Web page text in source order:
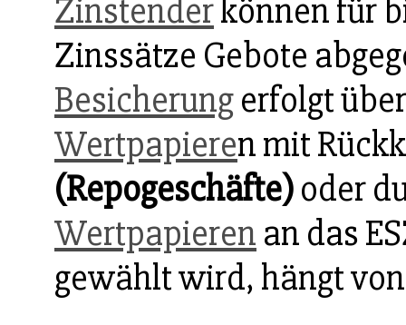
Zinstenderkönnen für
Zinssätze Gebote
Besicherungerfolgt
Wertpapieren mit
(Repogeschäfte)oder
Wertpapieren an das
gewählt wird, hängt